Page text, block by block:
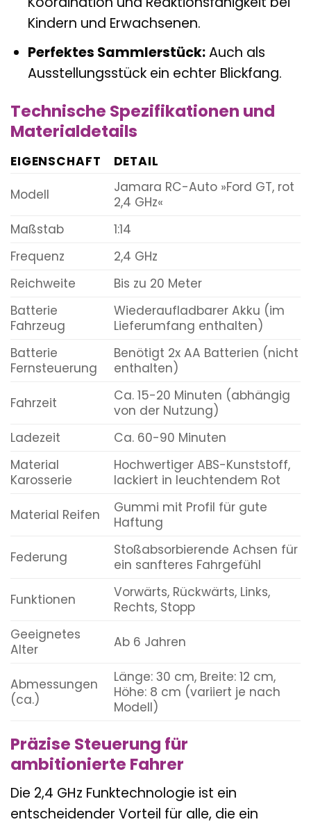
Kindern und Erwachsenen.
Perfektes Sammlerstück:Auch als
Ausstellungsstück ein echter Blickfang.
Technische Spezifikationen und
Materialdetails
EIGENSCHAFT
DETAIL
Modell
Jamara RC-Auto »Ford GT, rot
2,4 GHz«
Maßstab
1:14
Frequenz
2,4 GHz
Reichweite
Bis zu 20 Meter
Batterie
Fahrzeug
Wiederaufladbarer Akku (im
Lieferumfang enthalten)
Batterie
Fernsteuerung
Benötigt 2x AA Batterien (nicht
enthalten)
Fahrzeit
Ca. 15-20 Minuten (abhängig
von der Nutzung)
Ladezeit
Ca. 60-90 Minuten
Material
Karosserie
Hochwertiger ABS-Kunststoff,
lackiert in leuchtendem Rot
Material Reifen
Gummi mit Profil für gute
Haftung
Federung
Stoßabsorbierende Achsen für
ein sanfteres Fahrgefühl
Funktionen
Vorwärts, Rückwärts, Links,
Rechts, Stopp
Geeignetes
Alter
Ab 6 Jahren
Abmessungen
(ca.)
Länge: 30 cm, Breite: 12 cm,
Höhe: 8 cm (variiert je nach
Modell)
Präzise Steuerung für
ambitionierte Fahrer
Die 2,4 GHz Funktechnologie ist ein
entscheidender Vorteil für alle, die ein